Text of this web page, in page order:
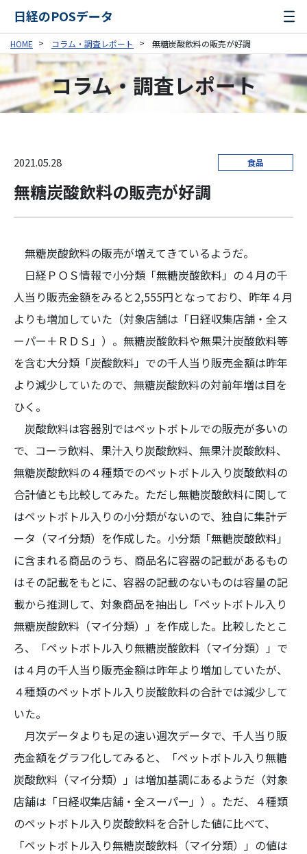
日経のPOSデータ
HOME コラム・調査レポート 無糖炭酸飲料の販売が好調
コラム・調査レポート
2021.05.28 食品
無糖炭酸飲料の販売が好調
無糖炭酸飲料の販売が増えてきているようだ。
日経ＰＯＳ情報で小分類「無糖炭酸飲料」の４月の千
人当り販売金額をみると2,555円となっており、昨年４月
よりも増加していた（対象店舗は「日経収集店舗・全ス
ーパー＋ＲＤＳ」）。無糖炭酸飲料や無果汁炭酸飲料等
を含む大分類「炭酸飲料」での千人当り販売金額は昨年
より減少していたので、無糖炭酸飲料の対前年増は目を
ひく。
炭酸飲料は容器別ではペットボトルでの販売が多いの
で、コーラ飲料、果汁入り炭酸飲料、無果汁炭酸飲料、
無糖炭酸飲料の４種類でのペットボトル入り炭酸飲料の
合計値とも比較してみた。ただし無糖炭酸飲料に関して
はペットボトル入りの小分類がないので、独自に集計デ
ータ（マイ分類）を作成した。小分類「無糖炭酸飲料」
に含まれる商品のうち、商品名に容器の記載があるもの
はその記載をもとに、容器の記載のないものは容量の記
載から推測して、対象商品を抽出し「ペットボトル入り
無糖炭酸飲料（マイ分類）」を作成した。比較したとこ
ろ、「ペットボトル入り無糖炭酸飲料（マイ分類）」で
は４月の千人当り販売金額は昨年より増加していたが、
４種類のペットボトル入り炭酸飲料の合計では減少して
いた。
月次データよりも足の速い週次データで、千人当り販
売金額をグラフ化してみると、「ペットボトル入り無糖
炭酸飲料（マイ分類）」は増加基調にあるようだ（対象
店舗は「日経収集店舗・全スーパー」）。ただ、４種類
のペットボトル入り炭酸飲料を合計した値に比べて、
「ペットボトル入り無糖炭酸飲料（マイ分類）」の値は